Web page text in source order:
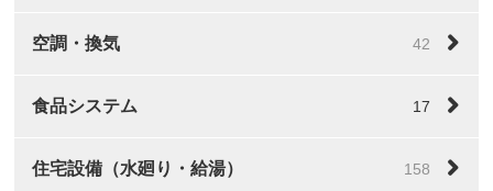
空調・換気 42
食品システム 17
住宅設備（水廻り・給湯） 158